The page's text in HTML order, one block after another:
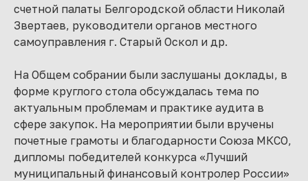
счетной палаты Белгородской области Николай
Звертаев, руководители органов местного
самоуправления г. Старый Оскол и др.
На Общем собрании были заслушаны доклады, в
форме круглого стола обсуждалась тема по
актуальным проблемам и практике аудита в
сфере закупок. На мероприятии были вручены
почетные грамоты и благодарности Союза МКСО,
дипломы победителей конкурса «Лучший
муниципальный финансовый контролер России»